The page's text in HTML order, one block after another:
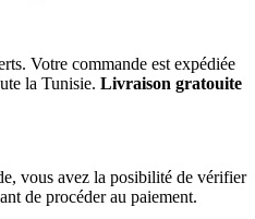
Votre commande est expédiée
la Tunisie. Livraison gratouite
vous avez la posibilité de vérifier
de procéder au paiement.